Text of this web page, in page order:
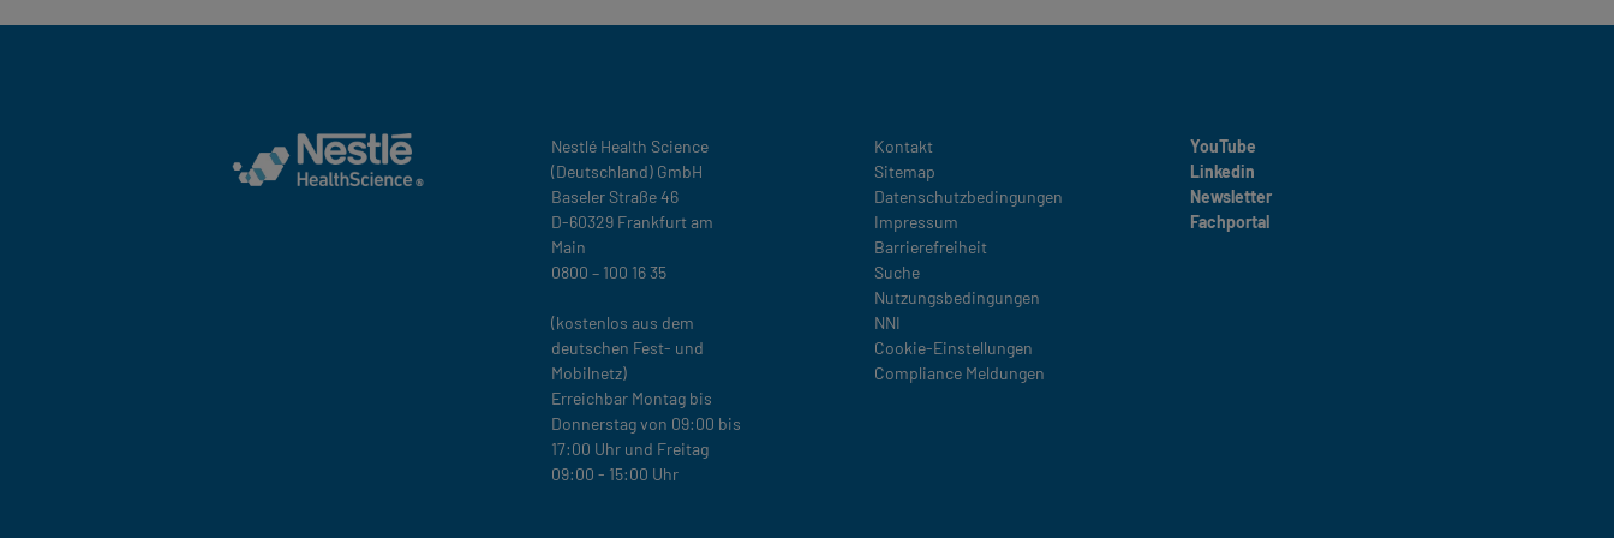
Nestlé Health Science
(Deutschland) GmbH
Baseler Straße 46
D-60329 Frankfurt am
Main
0800 – 100 16 35
(kostenlos aus dem
deutschen Fest- und
Mobilnetz)
Erreichbar Montag bis
Donnerstag von 09:00 bis
17:00 Uhr und Freitag
09:00 - 15:00 Uhr
Legal
Kontakt
Sitemap
Datenschutzbedingungen
Impressum
Barrierefreiheit
Suche
Nutzungsbedingungen
NNI
Cookie-Einstellungen
Compliance Meldungen
YouTube
Linkedin
Newsletter
Fachportal